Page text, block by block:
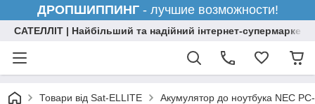
ДРОПШИППИНГ- лучшие возможности!
САТЕЛЛІТ | Найбільший та надійний інтернет-супермаркет
Товари від Sat-ELLITE Акумулятор до ноутбука NEC